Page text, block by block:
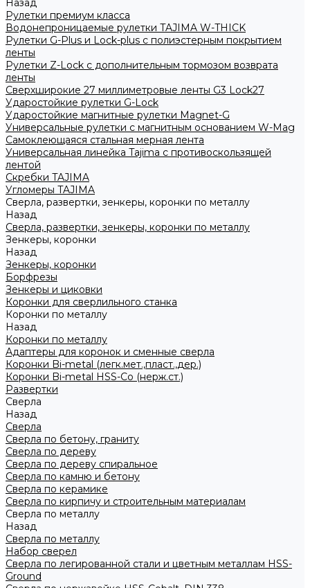
Назад
Рулетки премиум класса
Водонепроницаемые рулетки TAJIMA W-THICK
Рулетки G-Plus и Lock-plus с полиэстерным покрытием
ленты
Рулетки Z-Lock с дополнительным тормозом возврата
ленты
Сверхширокие 27 миллиметровые ленты G3 Lock27
Ударостойкие рулетки G-Lock
Ударостойкие магнитные рулетки Magnet-G
Универсальные рулетки с магнитным основанием W-Mag
Самоклеющаяся стальная мерная лента
Универсальная линейка Tajima с противоскользящей
лентой
Скребки TAJIMA
Угломеры TAJIMA
Сверла, развертки, зенкеры, коронки по металлу
Назад
Сверла, развертки, зенкеры, коронки по металлу
Зенкеры, коронки
Назад
Зенкеры, коронки
Борфрезы
Зенкеры и циковки
Коронки для сверлильного станка
Коронки по металлу
Назад
Коронки по металлу
Адаптеры для коронок и сменные сверла
Коронки Bi-metal (легк.мет.,пласт.,дер.)
Коронки Bi-metal HSS-Co (нерж.ст.)
Развертки
Сверла
Назад
Сверла
Сверла по бетону, граниту
Сверла по дереву
Сверла по дереву спиральное
Сверла по камню и бетону
Сверла по керамике
Сверла по кирпичу и строительным материалам
Сверла по металлу
Назад
Сверла по металлу
Набор сверел
Сверла по легированной стали и цветным металлам HSS-
Ground